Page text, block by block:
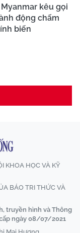
kêu gọi
động chấm
biến
KHOA HỌC VÀ KỸ
BÁO TRI THỨC VÀ
truyền hình và Thông
ngày 08/07/2021